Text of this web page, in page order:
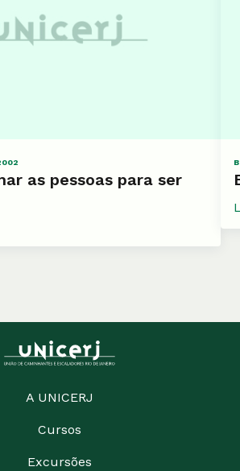
as pessoas para ser
A UNICERJ
Cursos
Excursões